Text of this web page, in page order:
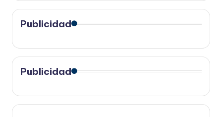
Publicidad
Publicidad